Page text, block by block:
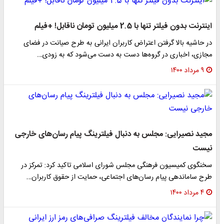
اینترنت بدون فیلتر تنها با 2.5 میلیون تومان ناقابل! +فیلم
در حاشیه بالا گرفتن اعتراض کاربران ایرانی به طرح صیانت در فضای
مجازی، اخباری در گروه‌ها دست به دست می‌شود که به زودی…
۹ مرداد ۱۴۰۰
مجید نصیرایی: مجلس به دنبال فیلترینگ پیام رسان‌های خارجی
نیست
سخنگوی کمیسیون فرهنگی مجلس شورای اسلامی تاکید کرد: تمرکز در
طرح ساماندهی پیام رسان‌های اجتماعی، حمایت از حقوق کاربران…
۴ مرداد ۱۴۰۰